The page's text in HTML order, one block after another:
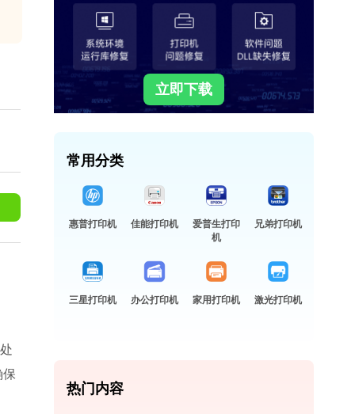
立即下载
常用分类
惠普打印机 佳能打印机
爱普生打印
机
兄弟打印机
三星打印机 办公打印机 家用打印机 激光打印机
热门内容